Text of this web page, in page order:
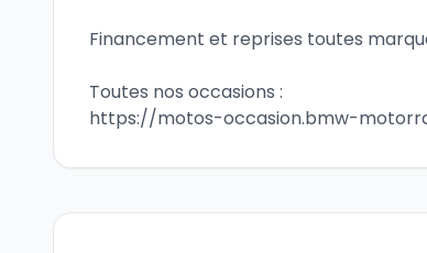
Financement et reprises toutes
Toutes nos occasions :
https://motos-occasion.bmw-